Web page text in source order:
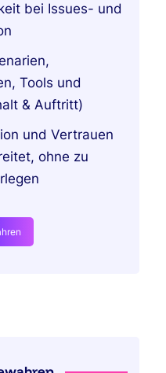
bei Issues- und
Tools und
& Auftritt)
und Vertrauen
ohne zu